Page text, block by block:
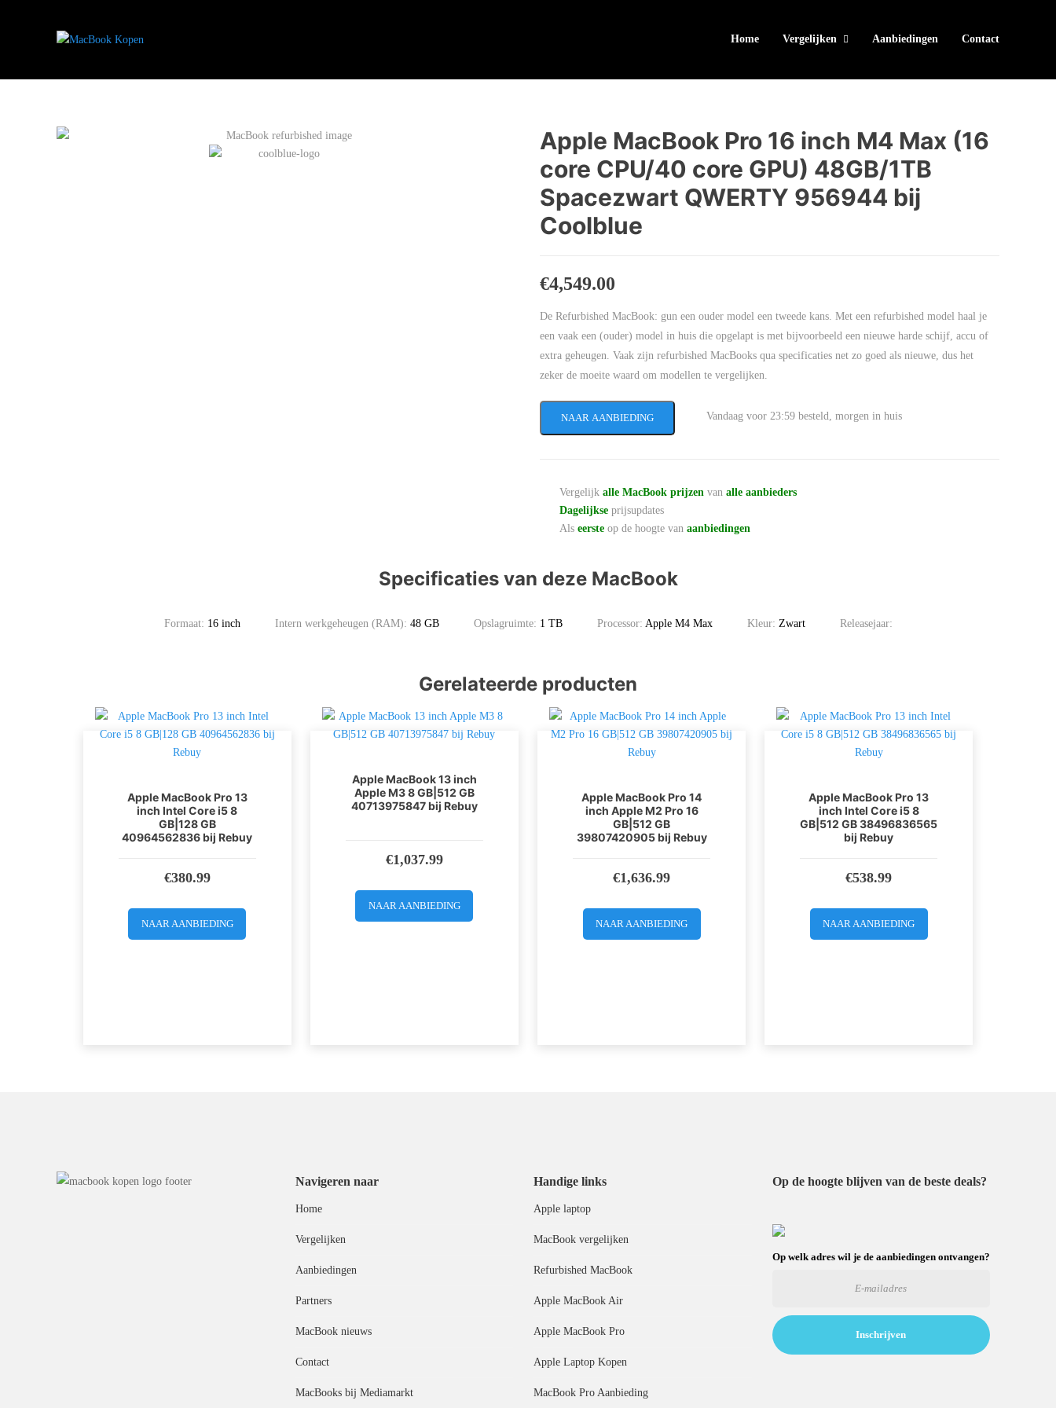
Home Vergelijken Aanbiedingen Contact
Apple MacBook Pro 16 inch M4 Max (16
core CPU/40 core GPU) 48GB/1TB
Spacezwart QWERTY 956944 bij
Coolblue
€4,549.00
De Refurbished MacBook: gun een ouder model een tweede kans. Met een refurbished model haal je
een vaak een (ouder) model in huis die opgelapt is met bijvoorbeeld een nieuwe harde schijf, accu of
extra geheugen. Vaak zijn refurbished MacBooks qua specificaties net zo goed als nieuwe, dus het
zeker de moeite waard om modellen te vergelijken.
NAAR AANBIEDING Vandaag voor 23:59 besteld, morgen in huis
Vergelijk alle MacBook prijzen van alle aanbieders
Dagelijkse prijsupdates
Als eerste op de hoogte van aanbiedingen
Specificaties van deze MacBook
Formaat: 16 inch Intern werkgeheugen (RAM): 48 GB Opslagruimte: 1 TB Processor: Apple M4 Max Kleur: Zwart Releasejaar:
Gerelateerde producten
Apple MacBook Pro 13
inch Intel Core i5 8
GB|128 GB
40964562836 bij Rebuy
€380.99
NAAR AANBIEDING
Apple MacBook 13 inch
Apple M3 8 GB|512 GB
40713975847 bij Rebuy
€1,037.99
NAAR AANBIEDING
Apple MacBook Pro 14
inch Apple M2 Pro 16
GB|512 GB
39807420905 bij Rebuy
€1,636.99
NAAR AANBIEDING
Apple MacBook Pro 13
inch Intel Core i5 8
GB|512 GB 38496836565
bij Rebuy
€538.99
NAAR AANBIEDING
Navigeren naar
Home
Vergelijken
Aanbiedingen
Partners
MacBook nieuws
Contact
MacBooks bij Mediamarkt
Handige links
Apple laptop
MacBook vergelijken
Refurbished MacBook
Apple MacBook Air
Apple MacBook Pro
Apple Laptop Kopen
MacBook Pro Aanbieding
Op de hoogte blijven van de beste deals?
Op welk adres wil je de aanbiedingen ontvangen?